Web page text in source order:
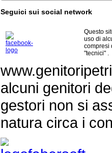
Seguici sui social network
Questo
uso di
compresi
"tecnici" .
alcuni genitori
gestori non si
natura circa i